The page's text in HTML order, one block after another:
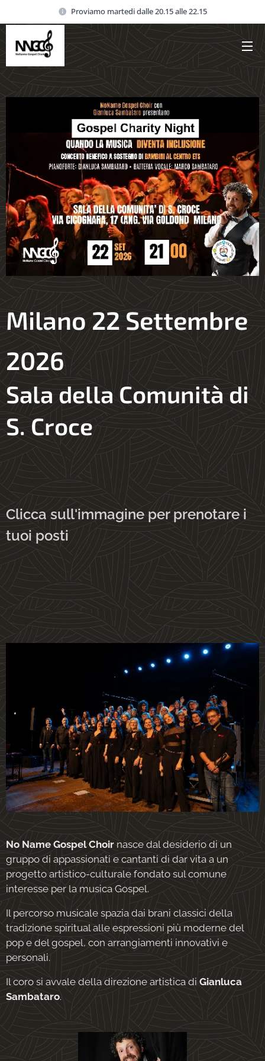
Proviamo martedi dalle 20.15 alle 22.15
Milano 22 Settembre
2026
Sala della Comunità di
S. Croce
Clicca sull'immagine per prenotare i
tuoi posti
No Name Gospel Choir nasce dal desiderio di un
gruppo di appassionati e cantanti di dar vita a un
progetto artistico-culturale fondato sul comune
interesse per la musica Gospel.
Il percorso musicale spazia dai brani classici della
tradizione spiritual alle espressioni più moderne del
pop e del gospel, con arrangiamenti innovativi e
personali.
Il coro si avvale della direzione artistica di Gianluca
Sambataro.